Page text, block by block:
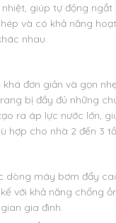
giúp tự động ngắt
và có khả năng
nhau.
đơn giản và gọn
bị đầy đủ những
ra áp lực nước lớn,
hợp cho nhà 2 đến 3
dòng máy bơm đẩy
với khả năng chống
gia đình.